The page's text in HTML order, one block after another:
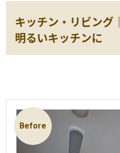
キッチン・リビング
明るいキッチンに